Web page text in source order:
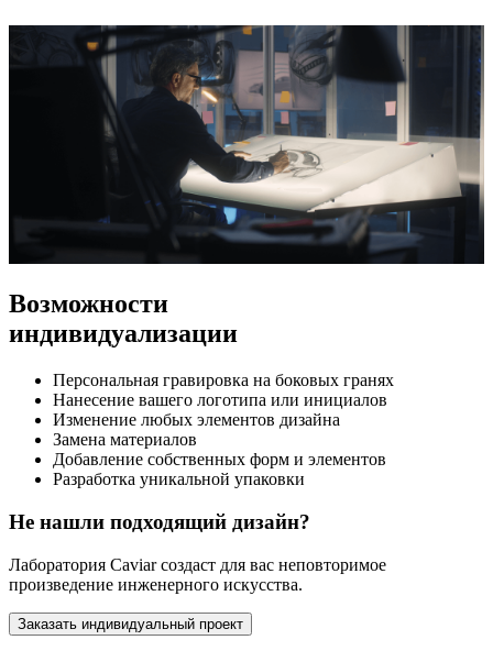
Возможности
индивидуализации
Персональная гравировка на боковых гранях
Нанесение вашего логотипа или инициалов
Изменение любых элементов дизайна
Замена материалов
Добавление собственных форм и элементов
Разработка уникальной упаковки
Не нашли подходящий дизайн?
Лаборатория Caviar создаст для вас неповторимое
произведение инженерного искусства.
Заказать индивидуальный проект